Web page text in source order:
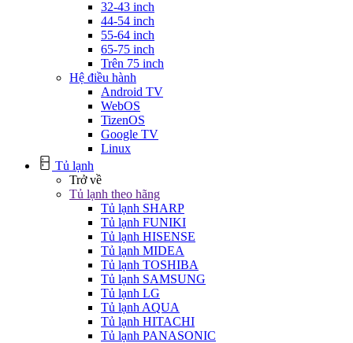
32-43 inch
44-54 inch
55-64 inch
65-75 inch
Trên 75 inch
Hệ điều hành
Android TV
WebOS
TizenOS
Google TV
Linux
Tủ lạnh
Trở về
Tủ lạnh theo hãng
Tủ lạnh SHARP
Tủ lạnh FUNIKI
Tủ lạnh HISENSE
Tủ lạnh MIDEA
Tủ lạnh TOSHIBA
Tủ lạnh SAMSUNG
Tủ lạnh LG
Tủ lạnh AQUA
Tủ lạnh HITACHI
Tủ lạnh PANASONIC